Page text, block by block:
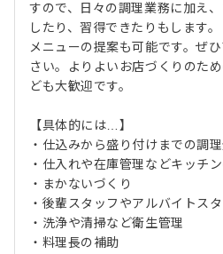
すので、日々の調理業務に加え
したり、習得できたりもします。
メニューの提案も可能です。ぜ
さい。よりよいお店づくりのた
ども大歓迎です。
【具体的には…】
・仕込みから盛り付けまでの調
・仕入れや在庫管理などキッチ
・まかないづくり
・後輩スタッフやアルバイトス
・洗浄や清掃など衛生管理
・料理長の補助